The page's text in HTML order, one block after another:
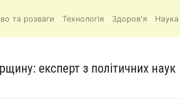
та розваги Технологія Здоров'я Наука
експерт з політичних наук